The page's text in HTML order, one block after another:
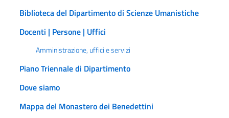
Biblioteca del Dipartimento di Scienze Umanistiche
Docenti | Persone | Uffici
Amministrazione, uffici e servizi
Piano Triennale di Dipartimento
Dove siamo
Mappa del Monastero dei Benedettini